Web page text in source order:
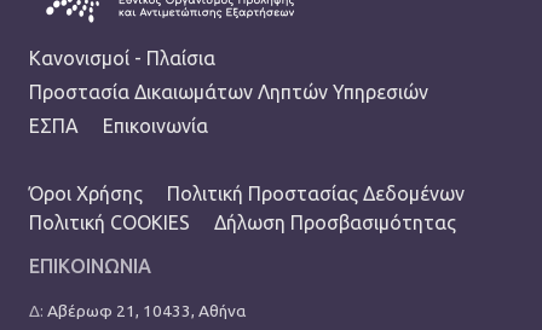
FOOTER
Κανονισμοί - Πλαίσια
Προστασία Δικαιωμάτων Ληπτών Υπηρεσιών
ΕΣΠΑ
Επικοινωνία
TERMS MENU
Όροι Χρήσης
Πολιτική Προστασίας Δεδομένων
Πολιτική COOKIES
Δήλωση Προσβασιμότητας
ΕΠΙΚΟΙΝΩΝΙΑ
Δ: Αβέρωφ 21, 10433, Αθήνα